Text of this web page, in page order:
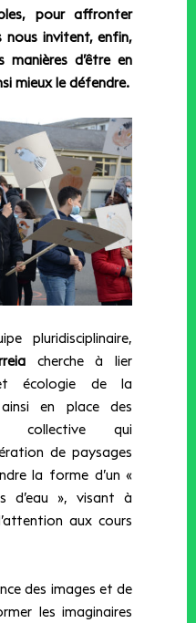
pour affronter
nous invitent, enfin,
manières d’être en
mieux le défendre.
pluridisciplinaire,
cherche à lier
écologie de la
en place des
collective qui
de paysages
la forme d’un «
d’eau », visant à
aux cours
des images et de
les imaginaires